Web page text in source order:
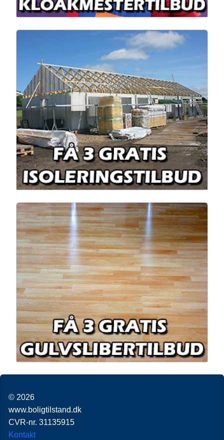
© 2026
www.boligtilstand.dk
CVR-nr. 31135915
Kontakt